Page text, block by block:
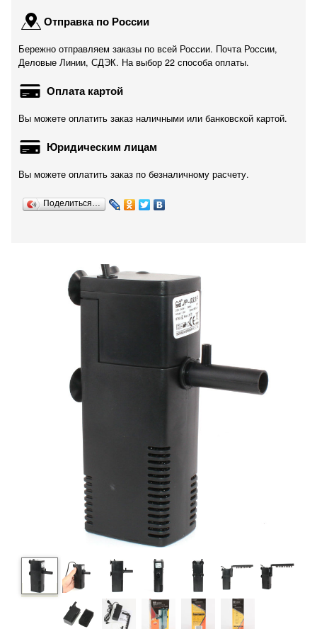
Отправка по России
Бережно отправляем заказы по всей России. Почта России,
Деловые Линии, СДЭК. На выбор 22 способа оплаты.
Оплата картой
Вы можете оплатить заказ наличными или банковской картой.
Юридическим лицам
Вы можете оплатить заказ по безналичному расчету.
Поделиться…